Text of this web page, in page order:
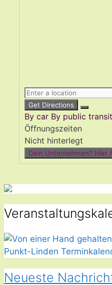
Get Directions
By car By public transit
Öffnungszeiten
Nicht hinterlegt
Dein Unternehmen? Hier
Neueste